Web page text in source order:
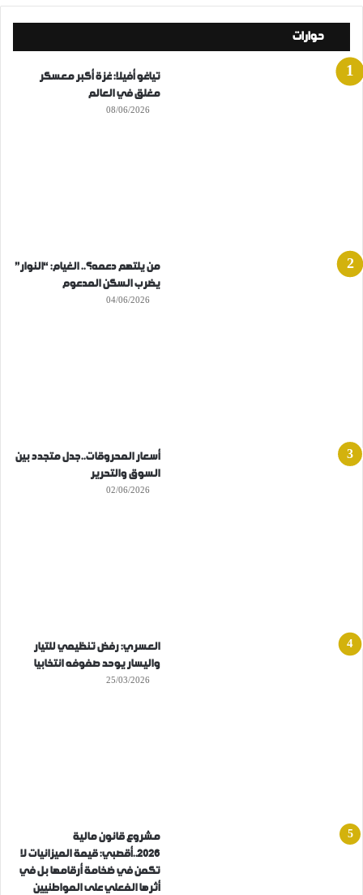
حوارات
تياغو أفيلا: غزة أكبر معسكر
مغلق في العالم
08/06/2026
من يلتهم دعمه؟.. الغيام: “النوار”
يضرب السكن المدعوم
04/06/2026
أسعار المحروقات..جدل متجدد بين
السوق والتحرير
02/06/2026
العسري: رفض تنظيمي للتيار
واليسار يوحد صفوفه انتخابيا
25/03/2026
مشروع قانون مالية
2026..أقصبي: قيمة الميزانيات لا
تكمن في ضخامة أرقامها بل في
أثرها الفعلي على المواطنيين